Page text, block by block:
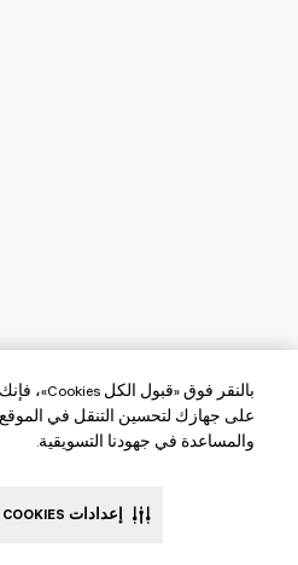
على جهازك لتحسين التنقل في
والمساعدة في جهودنا التسويقية.
إعدادات COOKIES